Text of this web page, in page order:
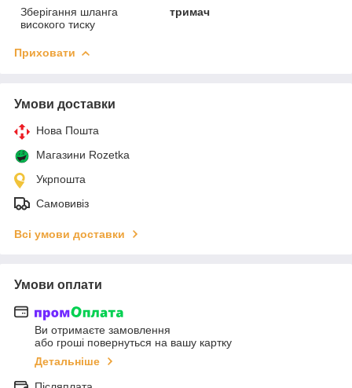
Зберігання шланга
високого тиску
тримач
Приховати
Умови доставки
Нова Пошта
Магазини Rozetka
Укрпошта
Самовивіз
Всі умови доставки
Умови оплати
Ви отримаєте замовлення
або гроші повернуться на вашу картку
Детальніше